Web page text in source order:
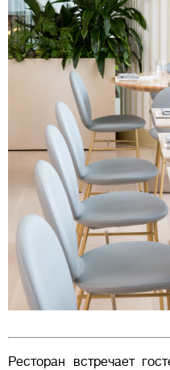
Ресторан встречает